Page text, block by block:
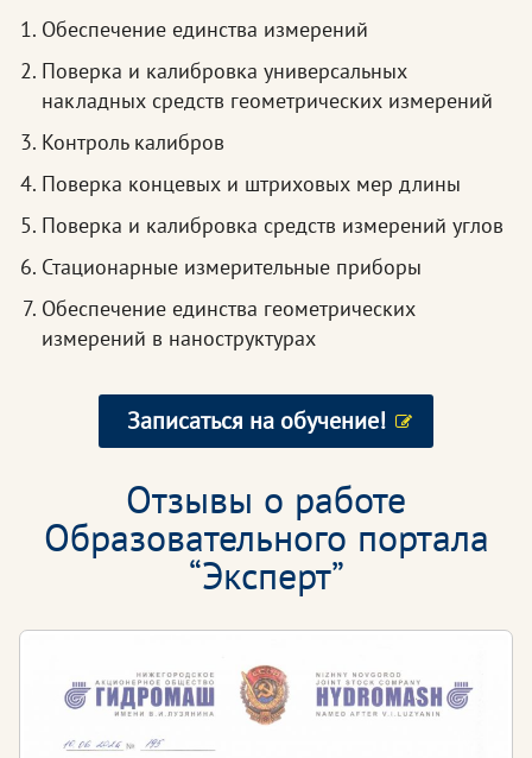
Обеспечение единства измерений
Поверка и калибровка универсальных
накладных средств геометрических измерений
Контроль калибров
Поверка концевых и штриховых мер длины
Поверка и калибровка средств измерений углов
Стационарные измерительные приборы
Обеспечение единства геометрических
измерений в наноструктурах
Записаться на обучение!
Отзывы о работе
Образовательного портала
“Эксперт”